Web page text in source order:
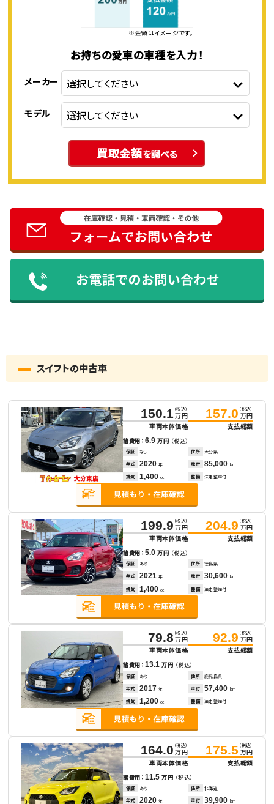
※金額はイメージです。
お持ちの愛車の車種を入力！
メーカー
モデル
買取金額を調べる
スイフトの中古車
150.1 （税込）
万円
車両本体価格
157.0 （税込）
万円
支払総額
諸費用：6.9万円 （税込）
保証 なし 住所 大分県
年式 2020 年 走行 85,000 km
排気 1,400 cc 整備 法定整備付
199.9 （税込）
万円
車両本体価格
204.9 （税込）
万円
支払総額
諸費用：5.0万円 （税込）
保証 あり 住所 徳島県
年式 2021 年 走行 30,600 km
排気 1,400 cc 整備 法定整備付
79.8 （税込）
万円
車両本体価格
92.9 （税込）
万円
支払総額
諸費用：13.1万円 （税込）
保証 あり 住所 鹿児島県
年式 2017 年 走行 57,400 km
排気 1,200 cc 整備 法定整備付
164.0 （税込）
万円
車両本体価格
175.5 （税込）
万円
支払総額
諸費用：11.5万円 （税込）
保証 あり 住所 北海道
年式 2020 年 走行 39,900 km